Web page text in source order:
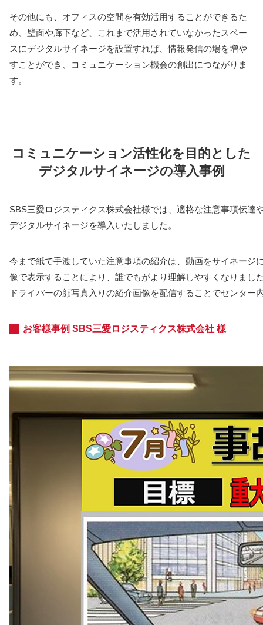
その他にも、オフィスの空間を有効活用することができるた
め、壁面や廊下など、これまで活用されていなかったスペー
スにデジタルサイネージを設置すれば、情報発信の場を増や
すことができ、コミュニケーション機会の創出につながりま
す。
コミュニケーション活性化を目的とした
デジタルサイネージの導入事例
SBS三愛ロジスティクス株式会社様では、適格な注意事項伝
デジタルサイネージを導入いたしました。
今まで紙で手渡していた注意事項の紹介は、動画をサイネー
像で表示することにより、誰でもがより理解しやすくなりまし
ドライバーの顔写真入りの紹介画像を配信することでセンタ
お客様事例 SBS三愛ロジスティクス株式会社 様